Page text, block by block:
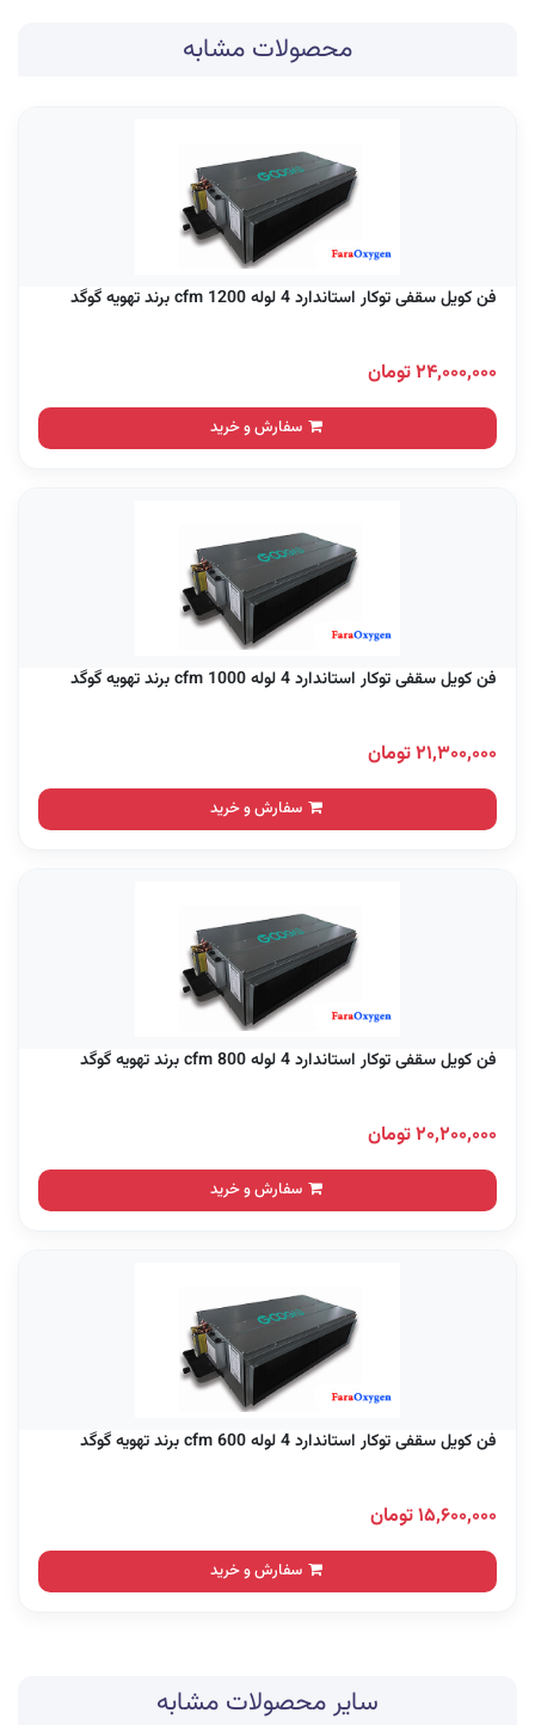
محصولات مشابه
فن کویل سقفی توکار استاندارد 4 لوله 1200 cfm برند تهویه گوگد
۲۴,۰۰۰,۰۰۰ تومان
سفارش و خرید
فن کویل سقفی توکار استاندارد 4 لوله 1000 cfm برند تهویه گوگد
۲۱,۳۰۰,۰۰۰ تومان
سفارش و خرید
فن کویل سقفی توکار استاندارد 4 لوله 800 cfm برند تهویه گوگد
۲۰,۲۰۰,۰۰۰ تومان
سفارش و خرید
فن کویل سقفی توکار استاندارد 4 لوله 600 cfm برند تهویه گوگد
۱۵,۶۰۰,۰۰۰ تومان
سفارش و خرید
سایر محصولات مشابه